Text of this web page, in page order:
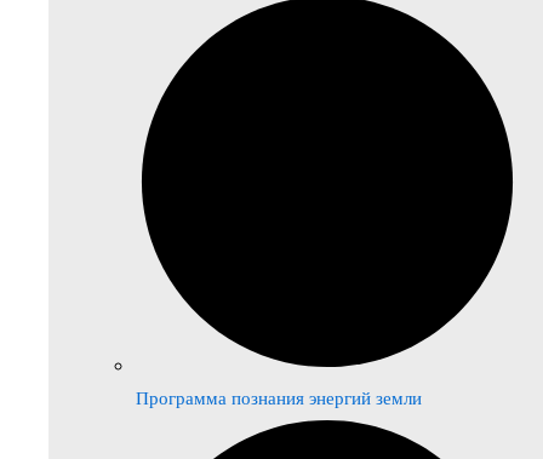
Программа познания энергий земли